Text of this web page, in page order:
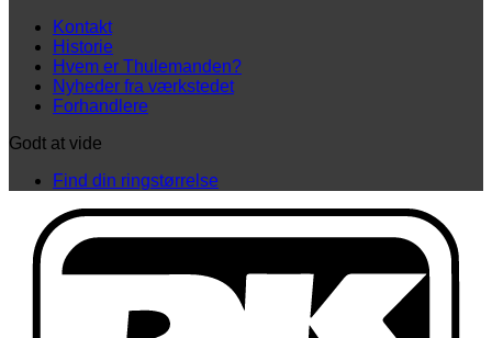
Kontakt
Historie
Hvem er Thulemanden?
Nyheder fra værkstedet
Forhandlere
Godt at vide
Find din ringstørrelse